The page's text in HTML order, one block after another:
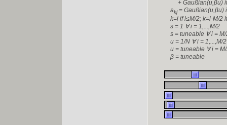
+ Gaußian(u,βu) if
akj= Gaußian(u,βu)
k=i if i≤M/2; k=i-M/2
s = 1 ∀ i = 1,...,M/2
s = tuneable ∀ i = M/
u = 1/N ∀ i = 1,...,M/2
u = tuneable ∀ i =
β = tuneable